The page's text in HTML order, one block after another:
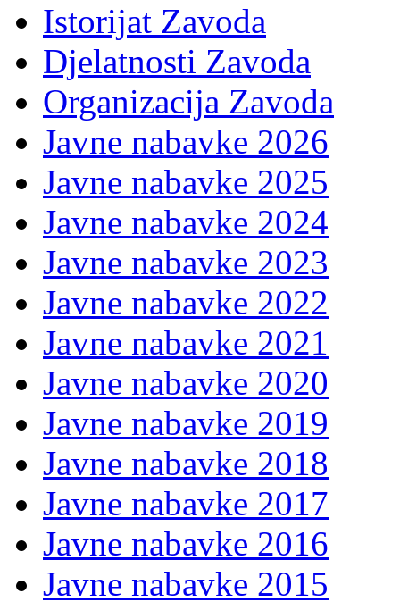
Istorijat Zavoda
Djelatnosti Zavoda
Organizacija Zavoda
Javne nabavke 2026
Javne nabavke 2025
Javne nabavke 2024
Javne nabavke 2023
Javne nabavke 2022
Javne nabavke 2021
Javne nabavke 2020
Javne nabavke 2019
Javne nabavke 2018
Javne nabavke 2017
Javne nabavke 2016
Javne nabavke 2015